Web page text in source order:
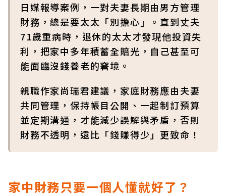
日媒報導案例，一對夫妻長期由男方管理
財務，總是要太太「別擔心」。直到丈夫
71歲重病時，退休的太太才發現他投資失
利，把家中多年積蓄全賠光，自己甚至可
能面臨沒錢養老的窘境。
親職作家尚瑞君建議，家庭財務應由夫妻
共同管理，保持帳目公開、一起制訂預算
並定期溝通，才能減少誤解與矛盾，否則
財務不透明，遠比「錢賺得少」更致命！
家中財務只要一個人懂就好了？